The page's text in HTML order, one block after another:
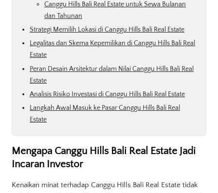
Canggu Hills Bali Real Estate untuk Sewa Bulanan
dan Tahunan
Strategi Memilih Lokasi di Canggu Hills Bali Real Estate
Legalitas dan Skema Kepemilikan di Canggu Hills Bali Real
Estate
Peran Desain Arsitektur dalam Nilai Canggu Hills Bali Real
Estate
Analisis Risiko Investasi di Canggu Hills Bali Real Estate
Langkah Awal Masuk ke Pasar Canggu Hills Bali Real
Estate
Mengapa Canggu Hills Bali Real Estate Jadi
Incaran Investor
Kenaikan minat terhadap Canggu Hills Bali Real Estate tidak